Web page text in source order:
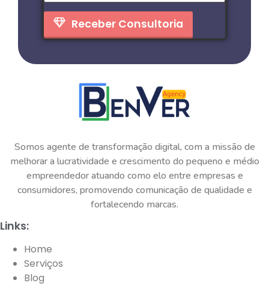
Receber Consultoria
Somos agente de transformação digital, com a missão de
melhorar a lucratividade e crescimento do pequeno e médio
empreendedor atuando como elo entre empresas e
consumidores, promovendo comunicação de qualidade e
fortalecendo marcas.
Links:
Home
Serviços
Blog